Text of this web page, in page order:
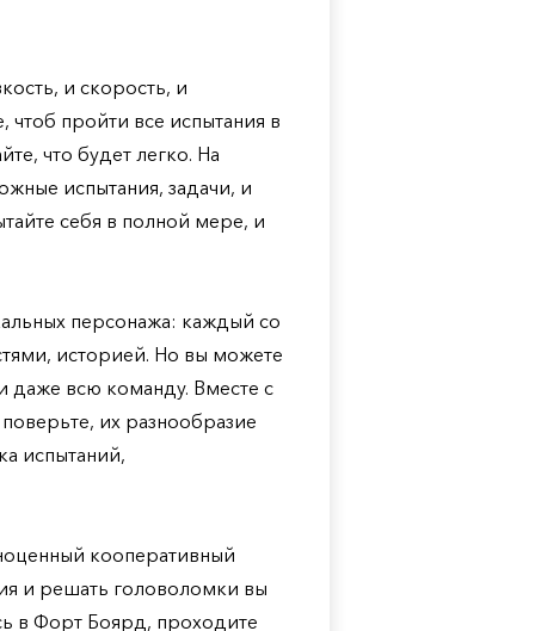
и скорость, и
пройти все испытания в
что будет легко. На
испытания, задачи, и
себя в полной мере, и
персонажа: каждый со
историей. Но вы можете
даже всю команду. Вместе с
их разнообразие
испытаний,
кооперативный
и решать головоломки вы
в Форт Боярд, проходите